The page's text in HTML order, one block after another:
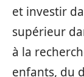
et investir
supérieur
à la
enfants, du